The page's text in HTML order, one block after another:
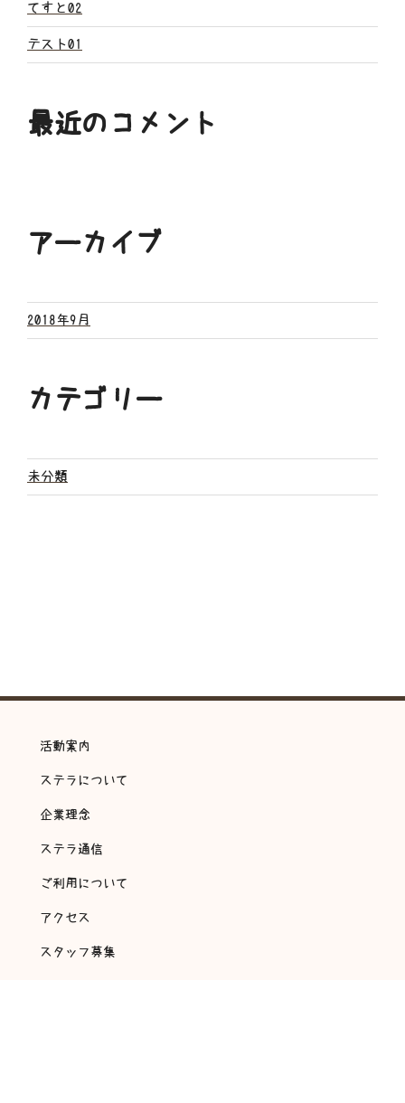
てすと02
テスト01
最近のコメント
アーカイブ
2018年9月
カテゴリー
未分類
活動案内
ステラについて
企業理念
ステラ通信
ご利用について
アクセス
スタッフ募集